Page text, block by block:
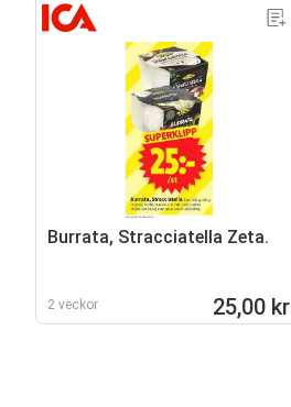
Burrata, Stracciatella Zeta.
2 veckor 25,00 kr